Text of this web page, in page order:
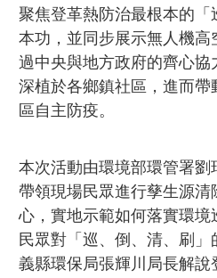
聚焦登革熱防治最根本的
本功，並同步展示無人機
過中央與地方政府的齊心
深植於各鄉鎮社區，進而
區自主防疫。
本次活動由環境部環管署
帶領現場民眾進行孳生源清
心，實地示範如何落實環
民眾對「巡、倒、清、刷
義縣環保局張輝川局長解說